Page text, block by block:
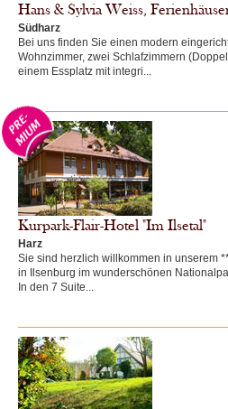
Hans & Sylvia Weiss,
Südharz
Bei uns finden Sie einen modern
Wohnzimmer, zwei Schlafzimmern
einem Essplatz mit integri...
Kurpark-Flair-Hotel "Im Ilsetal"
Harz
Sie sind herzlich willkommen in unserem
in Ilsenburg im wunderschönen
In den 7 Suite...